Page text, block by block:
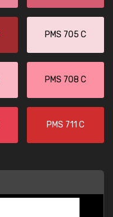
PMS 705 C
PMS 708 C
PMS 711 C